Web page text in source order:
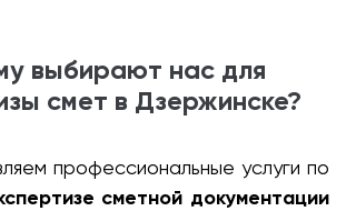
выбирают нас для
смет в Дзержинске?
профессиональные услуги по
сметной документации